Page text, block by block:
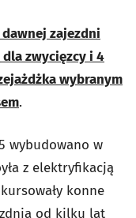
zajezdni
zwycięzcy i 4
wybranym
.
wybudowano w
z elektryfikacją
konne
od kilku lat